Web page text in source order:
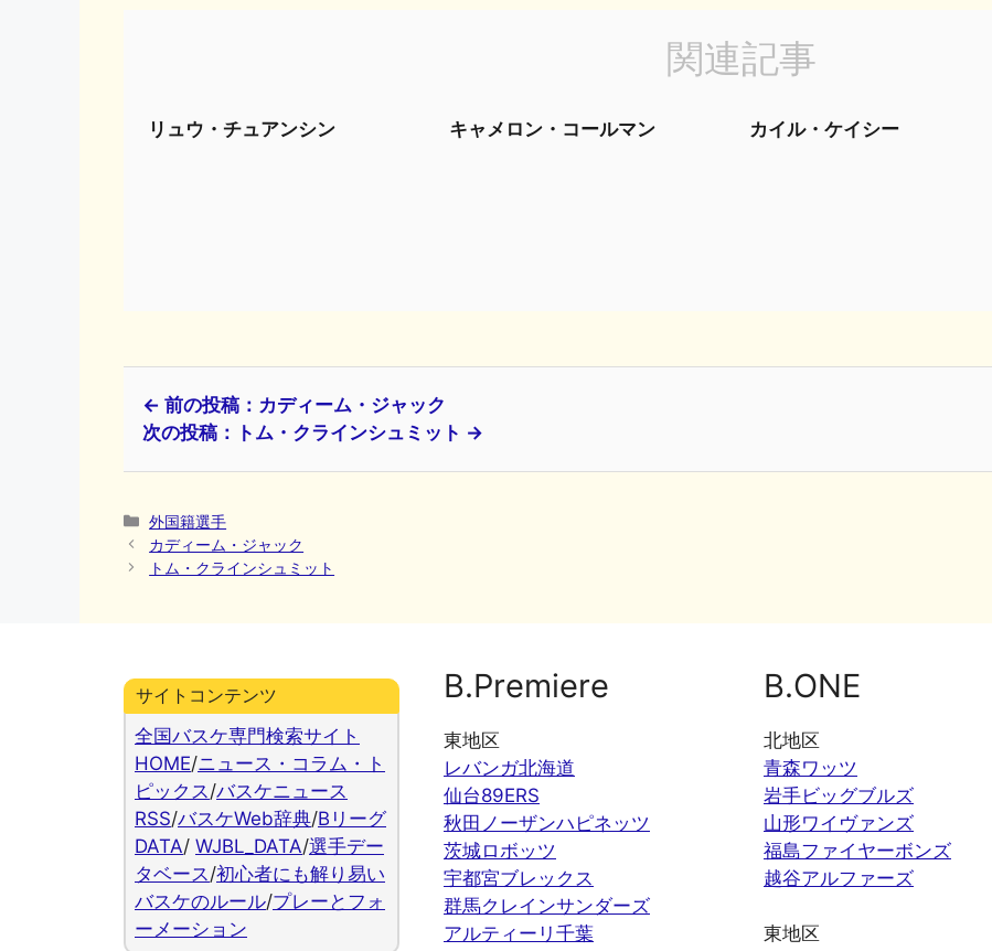
関連記事
リュウ・チュアンシン キャメロン・コールマン カイル・ケイシー
← 前の投稿：カディーム・ジャック
次の投稿：トム・クラインシュミット →
カ
テ
ゴ
外国籍選手
カディーム・ジャック
トム・クラインシュミット
サイトコンテンツ
全国バスケ専門検索サイト
HOME/ニュース・コラム・ト
ピックス /バスケニュース
RSS/バスケWeb辞典/Bリーグ
DATA/ WJBL_DATA/選手デー
タベース /初心者にも解り易い
バスケのルール/プレーとフォ
ーメーション
B.Premiere
東地区
レバンガ北海道
仙台89ERS
秋田ノーザンハピネッツ
茨城ロボッツ
宇都宮ブレックス
群馬クレインサンダーズ
アルティーリ千葉
B.ONE
北地区
青森ワッツ
岩手ビッグブルズ
山形ワイヴァンズ
福島ファイヤーボンズ
越谷アルファーズ
東地区